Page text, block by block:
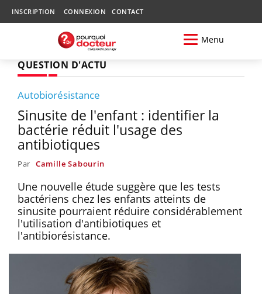
INSCRIPTION CONNEXION CONTACT
Menu
QUESTION D'ACTU
Autobiorésistance
Sinusite de l'enfant : identifier la
bactérie réduit l'usage des
antibiotiques
Par Camille Sabourin
Une nouvelle étude suggère que les tests
bactériens chez les enfants atteints de
sinusite pourraient réduire considérablement
l'utilisation d'antibiotiques et
l'antibiorésistance.